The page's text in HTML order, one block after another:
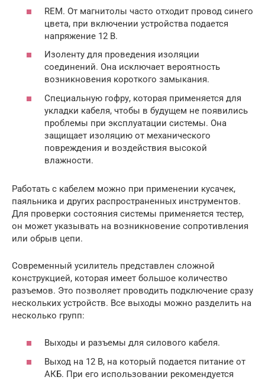
REM. От магнитолы часто отходит провод синего
цвета, при включении устройства подается
напряжение 12 В.
Изоленту для проведения изоляции
соединений. Она исключает вероятность
возникновения короткого замыкания.
Специальную гофру, которая применяется для
укладки кабеля, чтобы в будущем не появились
проблемы при эксплуатации системы. Она
защищает изоляцию от механического
повреждения и воздействия высокой
влажности.
Работать с кабелем можно при применении кусачек,
паяльника и других распространенных инструментов.
Для проверки состояния системы применяется тестер,
он может указывать на возникновение сопротивления
или обрыв цепи.
Современный усилитель представлен сложной
конструкцией, которая имеет большое количество
разъемов. Это позволяет проводить подключение сразу
нескольких устройств. Все выходы можно разделить на
несколько групп:
Выходы и разъемы для силового кабеля.
Выход на 12 В, на который подается питание от
АКБ. При его использовании рекомендуется